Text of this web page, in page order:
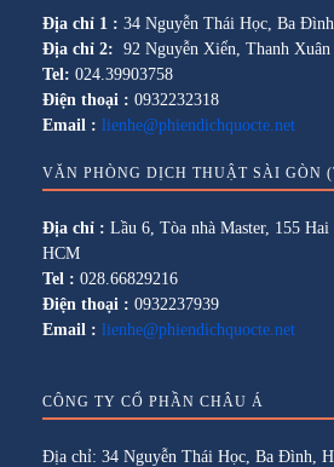
Địa chỉ 1 : 34 Nguyễn Thái Học, Ba
Địa chỉ 2: 92 Nguyễn Xiển, Thanh
Tel: 024.39903758
Điện thoại : 0932232318
Email : lienhe@phiendichquocte.net
VĂN PHÒNG DỊCH THUẬT SÀI GÒN
Địa chỉ : Lầu 6, Tòa nhà Master, 155
HCM
Tel : 028.66829216
Điện thoại : 0932237939
Email : lienhe@phiendichquocte.net
CÔNG TY CỔ PHẦN CHÂU Á
Địa chỉ: 34 Nguyễn Thái Học, Ba Đình,